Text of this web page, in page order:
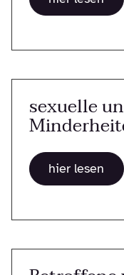
sexuelle
hier lesen